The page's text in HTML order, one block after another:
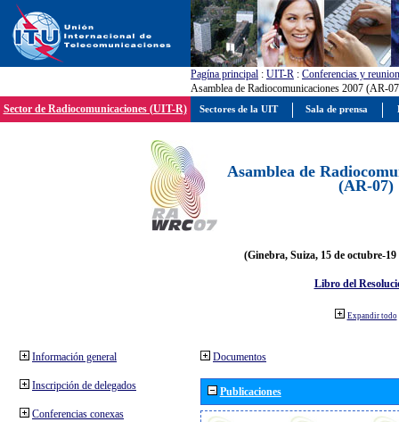
Pagína principal : UIT-R : Conferencias y
Asamblea de Radiocomunicaciones 2007 (AR-
Sector de Radiocomunicaciones (UIT-R)
Asamblea de
(AR-07)
(Ginebra, Suiza, 15 de octubre-19
Libro del
Expandir todo
Información general
Inscripción de delegados
Conferencias conexas
Documentos
Publicaciones
Sectores de la UIT Sala de prensa